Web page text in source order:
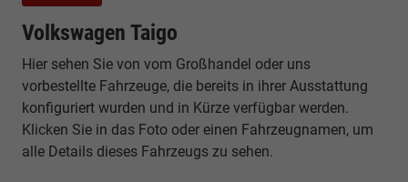
Volkswagen Taigo
Hier sehen Sie von vom Großhandel oder uns
vorbestellte Fahrzeuge, die bereits in ihrer Ausstattung
konfiguriert wurden und in Kürze verfügbar werden.
Klicken Sie in das Foto oder einen Fahrzeugnamen, um
alle Details dieses Fahrzeugs zu sehen.